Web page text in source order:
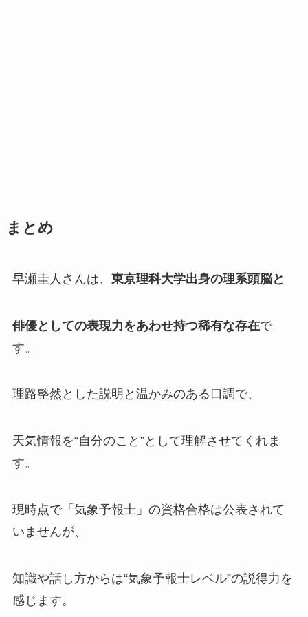
まとめ
早瀬圭人さんは、 東京理科大学出身の理系頭脳と
俳優としての表現力をあわせ持つ稀有な存在で
す。
理路整然とした説明と温かみのある口調で、
天気情報を“自分のこと”として理解させてくれま
す。
現時点で「気象予報士」の資格合格は公表されて
いませんが、
知識や話し方からは“気象予報士レベル”の説得力を
感じます。